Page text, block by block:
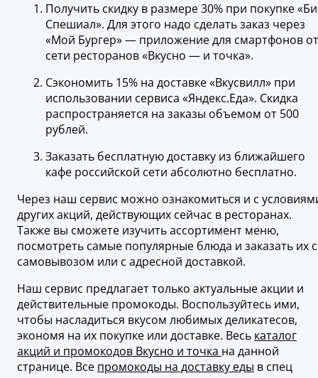
Получить скидку в размере 30% при покупке
Спешиал». Для этого надо сделать заказ через
«Мой Бургер» — приложение для смартфонов от
сети ресторанов «Вкусно — и точка».
Сэкономить 15% на доставке «Вкусвилл» при
использовании сервиса «Яндекс.Еда». Скидка
распространяется на заказы объемом от 500
рублей.
Заказать бесплатную доставку из ближайшего
кафе российской сети абсолютно бесплатно.
Через наш сервис можно ознакомиться и с
других акций, действующих сейчас в ресторанах.
Также вы сможете изучить ассортимент меню,
посмотреть самые популярные блюда и заказать их с
самовывозом или с адресной доставкой.
Наш сервис предлагает только актуальные акции и
действительные промокоды. Воспользуйтесь ими,
чтобы насладиться вкусом любимых деликатесов,
экономя на их покупке или доставке. Весь каталог
акций и промокодов Вкусно и точка на данной
странице. Все промокоды на доставку еды в спец